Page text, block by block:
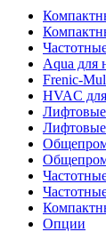
Aqua для
Frenic-
HVAC
Опции